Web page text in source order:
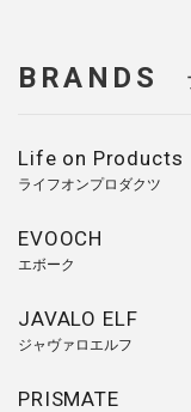
BRANDS
Life on Products
ライフオンプロダクツ
EVOOCH
エボーク
JAVALO ELF
ジャヴァロエルフ
PRISMATE